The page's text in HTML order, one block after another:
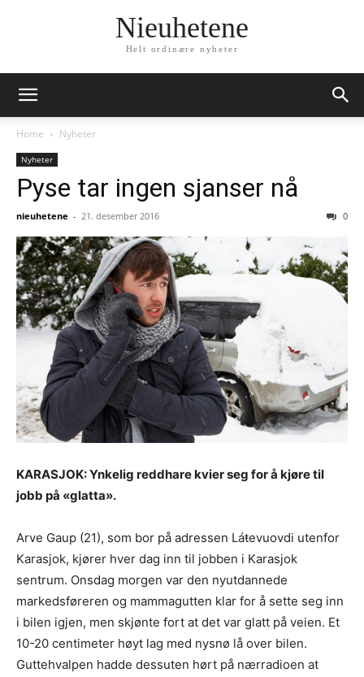
Nieuhetene
Helt ordinære nyheter
Home Nyheter
Nyheter
Pyse tar ingen sjanser nå
nieuhetene - 21. desember 2016 0
KARASJOK: Ynkelig reddhare kvier seg for å kjøre til
jobb på «glatta».
Arve Gaup (21), som bor på adressen Láŧevuovdi utenfor
Karasjok, kjører hver dag inn til jobben i Karasjok
sentrum. Onsdag morgen var den nyutdannede
markedsføreren og mammagutten klar for å sette seg inn
i bilen igjen, men skjønte fort at det var glatt på veien. Et
10-20 centimeter høyt lag med nysnø lå over bilen.
Guttehvalpen hadde dessuten hørt på nærradioen at